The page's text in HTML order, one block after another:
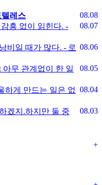
08.08
레스
08.07
흥 없이 읽힌다. -
08.06
비일 때가 많다. - 로
08.05
무 관계없이 한 일
08.04
하게 만드는 일은 없
08.03
겠지.하지만 둘 중
+